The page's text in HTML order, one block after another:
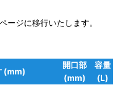
ージに移行いたします。
(mm)
開口部
(mm)
容量
(L)